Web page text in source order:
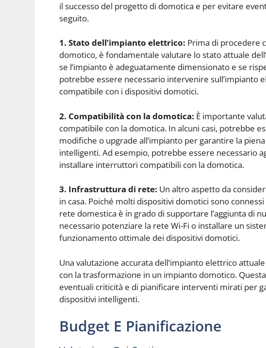
il successo del progetto di domotica e per evitare
seguito.
1. Stato dell’impianto elettrico: Prima di procedere
domotico, è fondamentale valutare lo stato attuale
se l’impianto è adeguatamente dimensionato e se
potrebbe essere necessario intervenire sull’impianto
compatibile con i dispositivi domotici.
2. Compatibilità con la domotica: È importante
compatibile con la domotica. In alcuni casi, potrebbe
modifiche o upgrade all’impianto per garantire la
intelligenti. Ad esempio, potrebbe essere necessario
installare interruttori compatibili con la domotica.
3. Infrastruttura di rete: Un altro aspetto da
in casa. Poiché molti dispositivi domotici sono
rete domestica è in grado di supportare l’aggiunta di
necessario potenziare la rete Wi-Fi o installare un
funzionamento ottimale dei dispositivi domotici.
Una valutazione accurata dell’impianto elettrico
con la trasformazione in un impianto domotico.
eventuali criticità e di pianificare interventi mirati per
dispositivi intelligenti.
Budget E Pianificazione